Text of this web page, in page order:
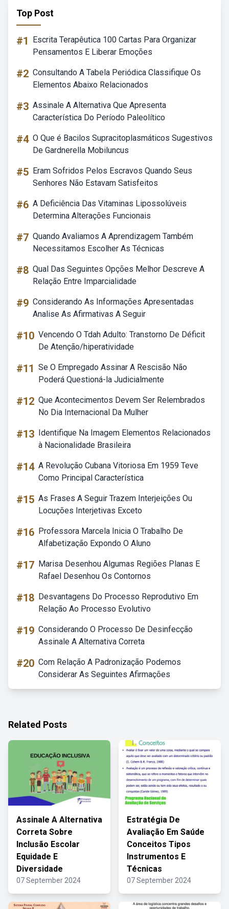
Top Post
#1
Escrita Terapêutica 100 Cartas Para Organizar
Pensamentos E Liberar Emoções
#2 Consultando A Tabela Periódica Classifique Os
Elementos Abaixo Relacionados
#3 Assinale A Alternativa Que Apresenta
Característica Do Período Paleolítico
#4 O Que é Bacilos Supracitoplasmáticos Sugestivos
De Gardnerella Mobiluncus
#5 Eram Sofridos Pelos Escravos Quando Seus
Senhores Não Estavam Satisfeitos
#6 A Deficiência Das Vitaminas Lipossolúveis
Determina Alterações Funcionais
#7 Quando Avaliamos A Aprendizagem Também
Necessitamos Escolher As Técnicas
#8 Qual Das Seguintes Opções Melhor Descreve A
Relação Entre Imparcialidade
#9 Considerando As Informações Apresentadas
Analise As Afirmativas A Seguir
#10 Vencendo O Tdah Adulto: Transtorno De Déficit
De Atenção/hiperatividade
#11 Se O Empregado Assinar A Rescisão Não
Poderá Questioná-la Judicialmente
#12 Que Acontecimentos Devem Ser Relembrados
No Dia Internacional Da Mulher
#13 Identifique Na Imagem Elementos Relacionados
à Nacionalidade Brasileira
#14 A Revolução Cubana Vitoriosa Em 1959 Teve
Como Principal Característica
#15 As Frases A Seguir Trazem Interjeições Ou
Locuções Interjetivas Exceto
#16 Professora Marcela Inicia O Trabalho De
Alfabetização Expondo O Aluno
#17 Marisa Desenhou Algumas Regiões Planas E
Rafael Desenhou Os Contornos
#18 Desvantagens Do Processo Reprodutivo Em
Relação Ao Processo Evolutivo
#19 Considerando O Processo De Desinfecção
Assinale A Alternativa Correta
#20 Com Relação A Padronização Podemos
Considerar As Seguintes Afirmações
Related Posts
Assinale A Alternativa
Correta Sobre
Inclusão Escolar
Equidade E
Diversidade
07 September 2024
Estratégia De
Avaliação Em Saúde
Conceitos Tipos
Instrumentos E
Técnicas
07 September 2024